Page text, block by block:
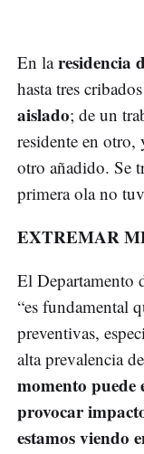
En laresidencia
hasta tres
aislado; de un
residente en otro,
otro añadido. Se
primera ola no
EXTREMAR
El Departamento
“es fundamental
preventivas,
alta prevalencia
momento puede
provocar
estamos viendo